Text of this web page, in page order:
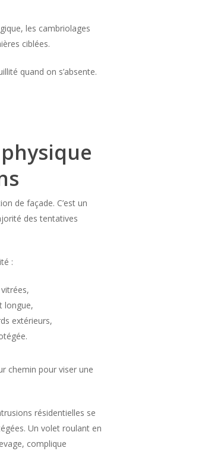
les cambriolages
ciblées.
quand on s’absente.
de façade. C’est un
des tentatives
:
longue,
extérieurs,
chemin pour viser une
résidentielles se
Un volet roulant en
complique